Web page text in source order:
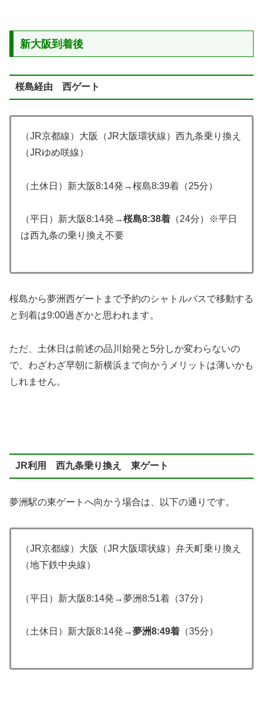
新大阪到着後
桜島経由 西ゲート
（JR京都線）大阪（JR大阪環状線）西九条乗り換え
（JRゆめ咲線）
（土休日）新大阪8:14発→桜島8:39着（25分）
（平日）新大阪8:14発→桜島8:38着 （24分）※平日
は西九条の乗り換え不要
桜島から夢洲西ゲートまで予約のシャトルバスで移動する
と到着は9:00過ぎかと思われます。
ただ、土休日は前述の品川始発と5分しか変わらないの
で、わざわざ早朝に新横浜まで向かうメリットは薄いかも
しれません。
JR利用 西九条乗り換え 東ゲート
夢洲駅の東ゲートへ向かう場合は、以下の通りです。
（JR京都線）大阪（JR大阪環状線）弁天町乗り換え
（地下鉄中央線）
（平日）新大阪8:14発→夢洲8:51着（37分）
（土休日）新大阪8:14発→夢洲8:49着 （35分）